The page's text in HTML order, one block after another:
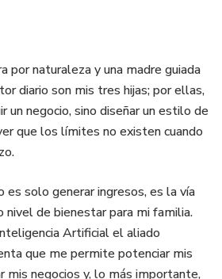
por naturaleza y una madre guiada
diario son mis tres hijas; por ellas,
un negocio, sino diseñar un estilo de
que los límites no existen cuando
es solo generar ingresos, es la vía
nivel de bienestar para mi familia.
Artificial el aliado
que me permite potenciar mis
mis negocios y, lo más importante,